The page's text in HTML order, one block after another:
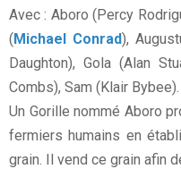
Avec : Aboro (Percy
(Michael Conrad),
Daughton), Gola (Alan
Combs), Sam (Klair Bybee).
Un Gorille nommé Aboro
fermiers humains en
grain. Il vend ce grain afin